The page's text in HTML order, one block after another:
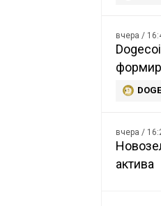
вчера /
DOGE
вчера /
актива